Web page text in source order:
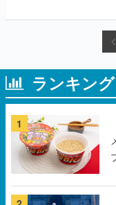
ランキング
1